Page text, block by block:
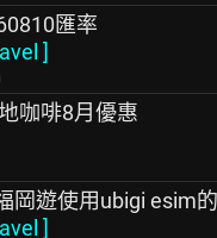
匯率
]
咖啡8月優惠
岡遊使用ubigi esim
]